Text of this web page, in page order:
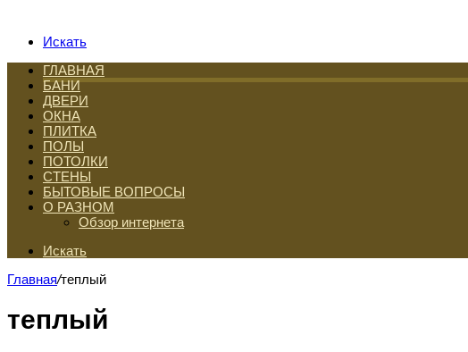
Искать
ГЛАВНАЯ
БАНИ
ДВЕРИ
ОКНА
ПЛИТКА
ПОЛЫ
ПОТОЛКИ
СТЕНЫ
БЫТОВЫЕ ВОПРОСЫ
О РАЗНОМ
Обзор интернета
Искать
Главная/теплый
теплый